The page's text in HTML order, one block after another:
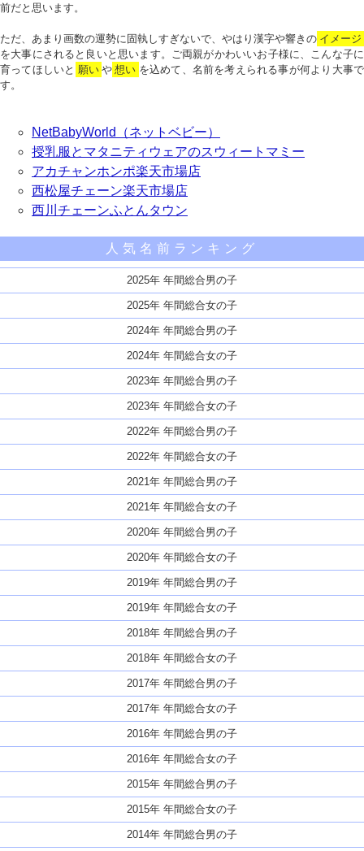
前だと思います。
ただ、あまり画数の運勢に固執しすぎないで、やはり漢字や響きの イメージ
を大事にされると良いと思います。ご両親がかわいいお子様に、こんな子に
育ってほしいと 願い や 想い を込めて、名前を考えられる事が何より大事で
す。
NetBabyWorld（ネットベビー）
授乳服とマタニティウェアのスウィートマミー
アカチャンホンポ楽天市場店
西松屋チェーン楽天市場店
西川チェーンふとんタウン
人気名前ランキング
2025年 年間総合男の子
2025年 年間総合女の子
2024年 年間総合男の子
2024年 年間総合女の子
2023年 年間総合男の子
2023年 年間総合女の子
2022年 年間総合男の子
2022年 年間総合女の子
2021年 年間総合男の子
2021年 年間総合女の子
2020年 年間総合男の子
2020年 年間総合女の子
2019年 年間総合男の子
2019年 年間総合女の子
2018年 年間総合男の子
2018年 年間総合女の子
2017年 年間総合男の子
2017年 年間総合女の子
2016年 年間総合男の子
2016年 年間総合女の子
2015年 年間総合男の子
2015年 年間総合女の子
2014年 年間総合男の子